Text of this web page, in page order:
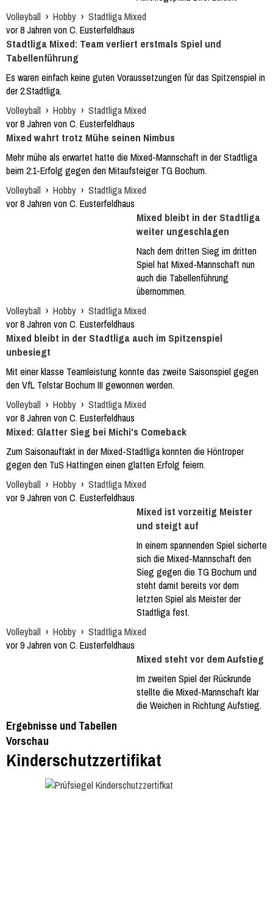
Volleyball › Hobby › Stadtliga Mixed
vor 8 Jahren von C. Eusterfeldhaus
Stadtliga Mixed: Team verliert erstmals Spiel und
Tabellenführung
Es waren einfach keine guten Voraussetzungen für das Spitzenspiel in
der 2.Stadtliga.
Volleyball › Hobby › Stadtliga Mixed
vor 8 Jahren von C. Eusterfeldhaus
Mixed wahrt trotz Mühe seinen Nimbus
Mehr mühe als erwartet hatte die Mixed-Mannschaft in der Stadtliga
beim 2:1-Erfolg gegen den Mitaufsteiger TG Bochum.
Volleyball › Hobby › Stadtliga Mixed
vor 8 Jahren von C. Eusterfeldhaus
Mixed bleibt in der Stadtliga
weiter ungeschlagen
Nach dem dritten Sieg im dritten
Spiel hat Mixed-Mannschaft nun
auch die Tabellenführung
übernommen.
Volleyball › Hobby › Stadtliga Mixed
vor 8 Jahren von C. Eusterfeldhaus
Mixed bleibt in der Stadtliga auch im Spitzenspiel
unbesiegt
Mit einer klasse Teamleistung konnte das zweite Saisonspiel gegen
den VfL Telstar Bochum III gewonnen werden.
Volleyball › Hobby › Stadtliga Mixed
vor 8 Jahren von C. Eusterfeldhaus
Mixed: Glatter Sieg bei Michi's Comeback
Zum Saisonauftakt in der Mixed-Stadtliga konnten die Höntroper
gegen den TuS Hattingen einen glatten Erfolg feiern.
Volleyball › Hobby › Stadtliga Mixed
vor 9 Jahren von C. Eusterfeldhaus
Mixed ist vorzeitig Meister
und steigt auf
In einem spannenden Spiel sicherte
sich die Mixed-Mannschaft den
Sieg gegen die TG Bochum und
steht damit bereits vor dem
letzten Spiel als Meister der
Stadtliga fest.
Volleyball › Hobby › Stadtliga Mixed
vor 9 Jahren von C. Eusterfeldhaus
Mixed steht vor dem Aufstieg
Im zweiten Spiel der Rückrunde
stellte die Mixed-Mannschaft klar
die Weichen in Richtung Aufstieg.
Ergebnisse und Tabellen
Vorschau
Kinderschutzzertifikat